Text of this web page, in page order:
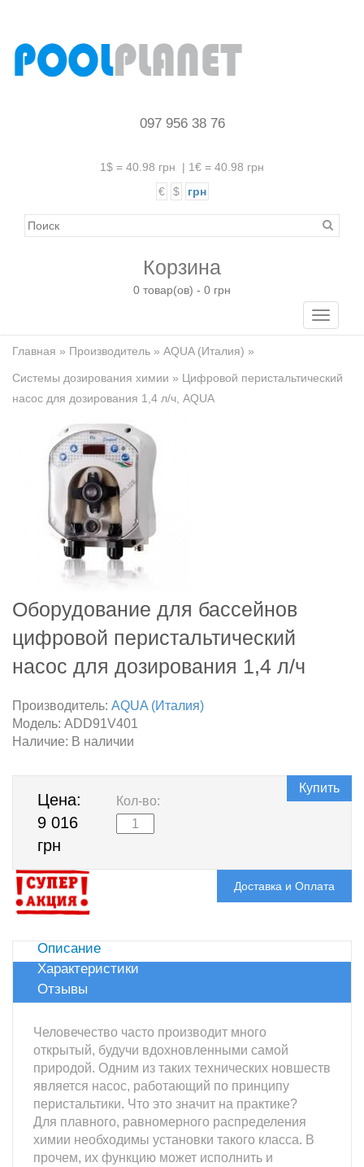
097 956 38 76
1$ = 40.98 грн | 1€ = 40.98 грн
€
$ грн
Корзина
0 товар(ов) - 0 грн
Toggle
Главная » Производитель » AQUA (Италия) »
Системы дозирования химии » Цифровой перистальтический
насос для дозирования 1,4 л/ч, AQUA
Оборудование для бассейнов
цифровой перистальтический
насос для дозирования 1,4 л/ч
Производитель: AQUA (Италия)
Модель: ADD91V401
Наличие: В наличии
Цена:
9 016
грн
Кол-во:
Купить
Доставка и Оплата
Описание
Характеристики
Отзывы
Человечество часто производит много
открытый, будучи вдохновленными самой
природой. Одним из таких технических новшеств
является насос, работающий по принципу
перистальтики. Что это значит на практике?
Для плавного, равномерного распределения
химии необходимы установки такого класса. В
прочем, их функцию может исполнить и